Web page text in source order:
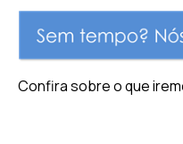
Confira sobre o que